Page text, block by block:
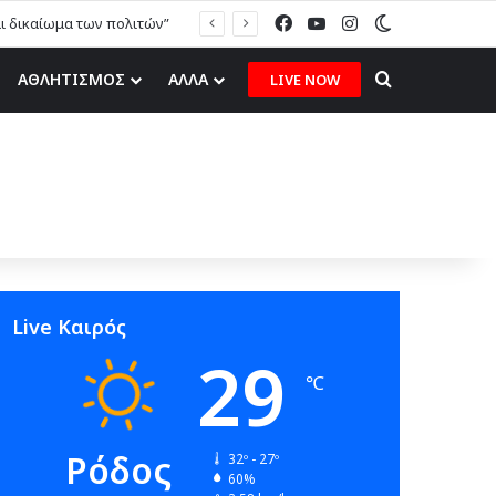
δικαίωμα των πολιτών” FacebookYouTubeInstagram
ΑΘΛΗΤΙΣΜΟΣ ΑΛΛΑ LIVE NOW Search for
Live Καιρός
Ρόδος
29 ℃
32º - 27º
60%